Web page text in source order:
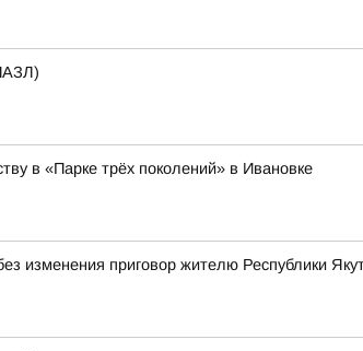
в «Парке трёх поколений» в Ивановке
изменения приговор жителю Республики